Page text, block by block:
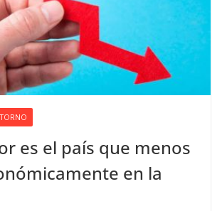
es el país que menos
en la